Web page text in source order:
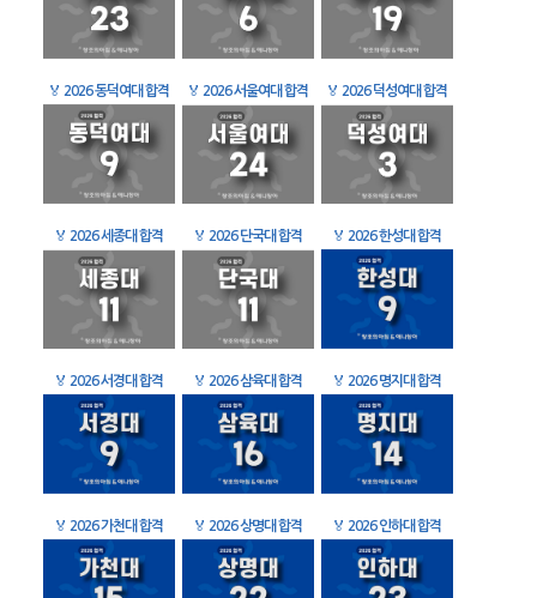
🏅 2026 동덕여대 합격 🏅 2026 서울여대 합격 🏅 2026 덕성여대 합격
🏅 2026 세종대 합격 🏅 2026 단국대 합격 🏅 2026 한성대 합격
🏅 2026 서경대 합격 🏅 2026 삼육대 합격 🏅 2026 명지대 합격
🏅 2026 가천대 합격 🏅 2026 상명대 합격 🏅 2026 인하대 합격